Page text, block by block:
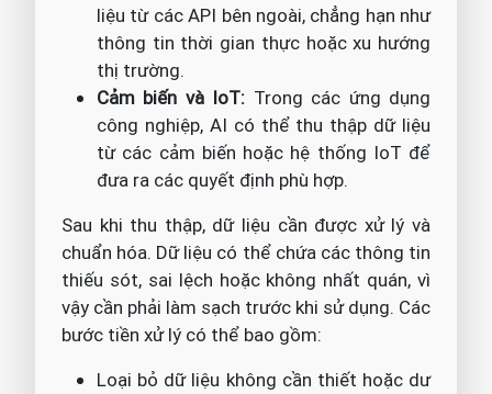
liệu từ các API bên ngoài, chẳng hạn như
thông tin thời gian thực hoặc xu hướng
thị trường.
Cảm biến và IoT: Trong các ứng dụng
công nghiệp, AI có thể thu thập dữ liệu
từ các cảm biến hoặc hệ thống IoT để
đưa ra các quyết định phù hợp.
Sau khi thu thập, dữ liệu cần được xử lý và
chuẩn hóa. Dữ liệu có thể chứa các thông tin
thiếu sót, sai lệch hoặc không nhất quán, vì
vậy cần phải làm sạch trước khi sử dụng. Các
bước tiền xử lý có thể bao gồm:
Loại bỏ dữ liệu không cần thiết hoặc dư